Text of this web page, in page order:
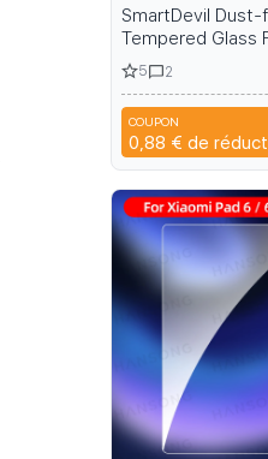
SmartDevil Dust-
Tempered Glass
iPhone Pro Max
Screen Protector
with Quick Install
5 2
COUPON
0,88 € de